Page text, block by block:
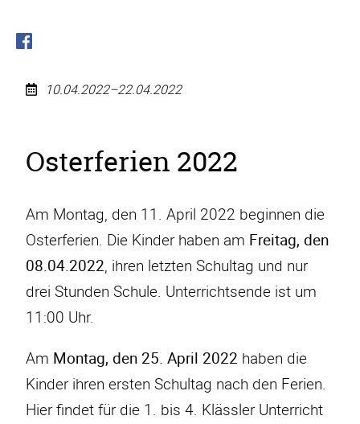
10.04.2022–22.04.2022
2022
Osterferien 2022
Am Montag, den 11. April 2022 beginnen die
Osterferien. Die Kinder haben am Freitag, den
08.04.2022, ihren letzten Schultag und nur
drei Stunden Schule. Unterrichtsende ist um
11:00 Uhr.
Am Montag, den 25. April 2022 haben die
Kinder ihren ersten Schultag nach den Ferien.
Hier findet für die 1. bis 4. Klässler Unterricht